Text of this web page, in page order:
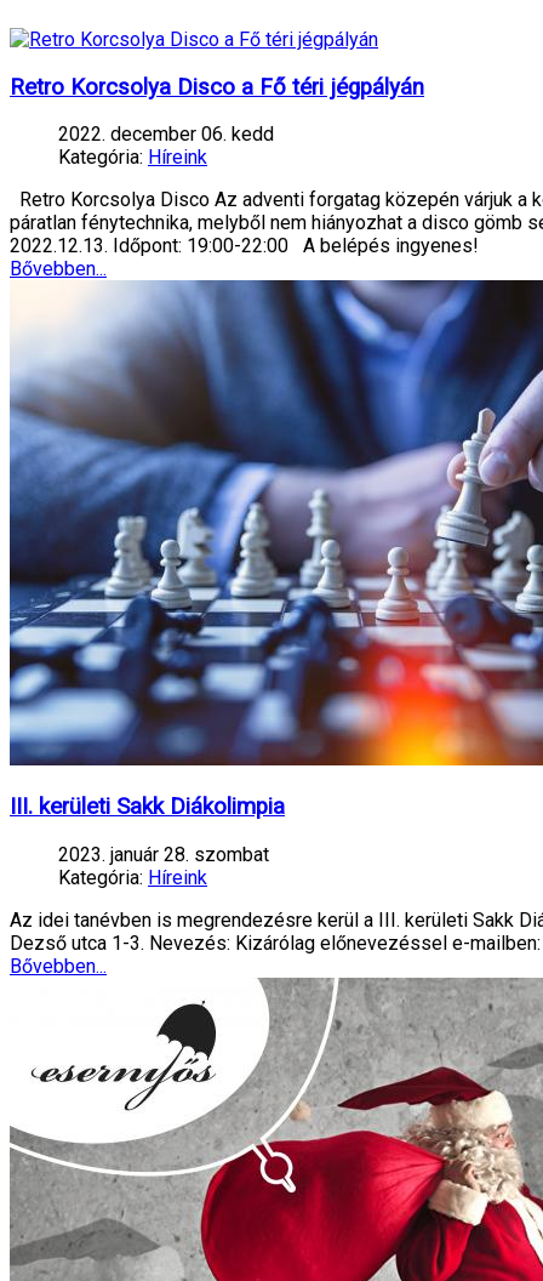
Retro Korcsolya Disco a Fő téri jégpályán
2022. december 06. kedd
Kategória: Híreink
Retro Korcsolya Disco Az adventi forgatag közepén várjuk
páratlan fénytechnika, melyből nem hiányozhat a disco gömb
2022.12.13. Időpont: 19:00-22:00 A belépés ingyenes!
Bővebben...
III. kerületi Sakk Diákolimpia
2023. január 28. szombat
Kategória: Híreink
Az idei tanévben is megrendezésre kerül a III. kerületi Sakk
Dezső utca 1-3. Nevezés: Kizárólag előnevezéssel e-
Bővebben...